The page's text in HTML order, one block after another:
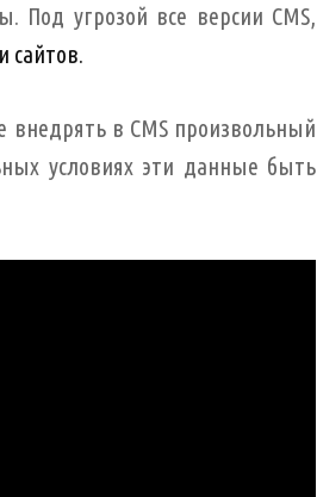
Под угрозой все версии CMS,
сайтов.
внедрять в CMS произвольный
условиях эти данные быть